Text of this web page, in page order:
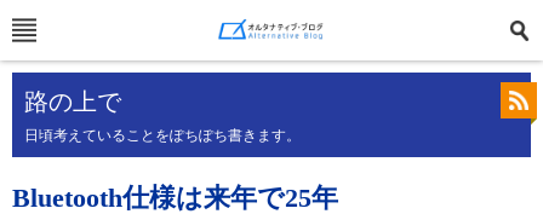
路の上で
日頃考えていることをぽちぽち書きます。
Bluetooth仕様は来年で25年